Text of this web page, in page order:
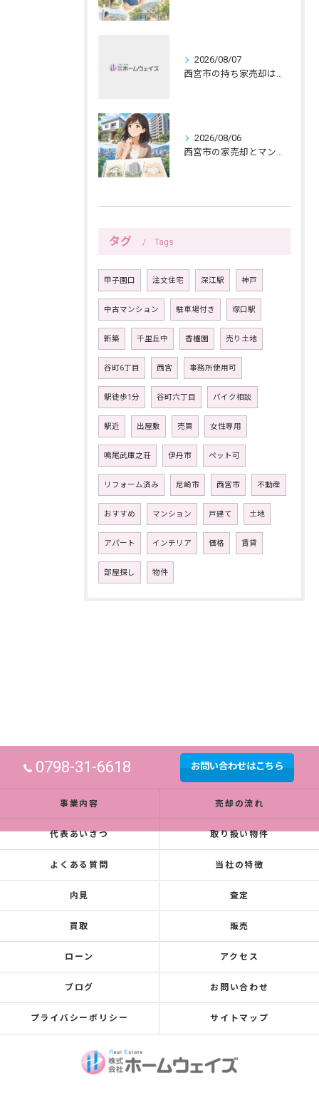
2026/08/07
2026/08/06
タグ Tags
甲子園口 注文住宅 深江駅 神戸
中古マンション 駐車場付き 塚口駅
新築 千里丘中 香櫨園 売り土地
谷町6丁目 西宮 事務所使用可
駅徒歩1分 谷町六丁目 バイク相談
駅近 出屋敷 売買 女性専用
鳴尾武庫之荘 伊丹市 ペット可
リフォーム済み 尼崎市 西宮市 不動産
おすすめ マンション 戸建て 土地
アパート インテリア 価格 賃貸
部屋探し 物件
0798-31-6618 お問い合わせはこちら
事業内容 売却の流れ
代表あいさつ 取り扱い物件
よくある質問 当社の特徴
内見 査定
買取 販売
ローン アクセス
ブログ お問い合わせ
プライバシーポリシー サイトマップ